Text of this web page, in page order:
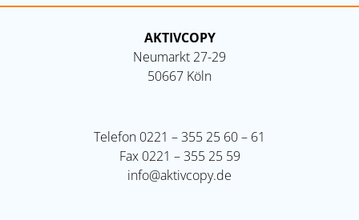
AKTIVCOPY
Neumarkt 27-29
50667 Köln
Telefon 0221 – 355 25 60 – 61
Fax 0221 – 355 25 59
info@aktivcopy.de